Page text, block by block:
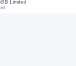
Limited